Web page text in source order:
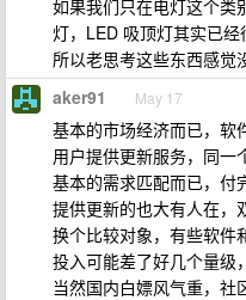
如果我们只在电灯这个类
灯，LED 吸顶灯其实已经
所以老思考这些东西感觉
aker91 May 17
基本的市场经济而已，软
用户提供更新服务，同一
基本的需求匹配而已，付
提供更新的也大有人在，
换个比较对象，有些软件
投入可能差了好几个量级
当然国内白嫖风气重，社